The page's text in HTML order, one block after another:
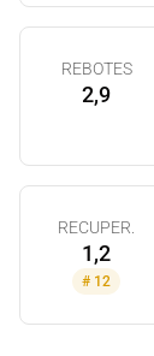
REBOTES
2,9
RECUPER.
1,2
# 12